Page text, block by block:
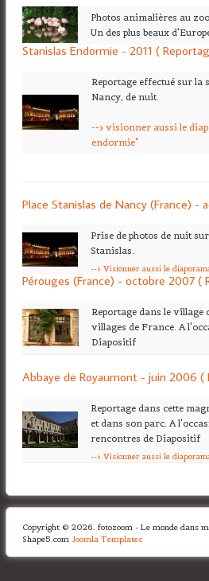
Photos animalières au
Un des plus beaux
Stanislas Endormie - 2011 (
Reportage effectué sur la
Nancy, de nuit.
--> visionner aussi le
endormie"
Place Stanislas de Nancy (France) -
Prise de photos de nuit
Stanislas.
--> Visionner aussi le
Pérouges (France) - octobre 2007 (
Reportage dans le village
villages de France. A
Diapositif
Abbaye de Royaumont - juin 2006 (
Reportage dans cette
et dans son parc. A
rencontres de Diapositif
--> Visionner aussi le
Copyright © 2026. fotozoom - Le monde dans
Shape5.com Joomla Templates